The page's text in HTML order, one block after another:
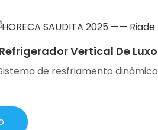
Refrigerador Vertical De Luxo
de resfriamento dinâmico